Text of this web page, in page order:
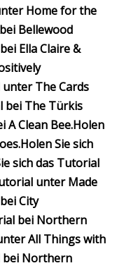
Home for the
Bellewood
Ella Claire &
The Cards
bei The Türkis
A Clean Bee.Holen
Holen Sie sich
sich das Tutorial
unter Made
City
bei Northern
All Things with
bei Northern